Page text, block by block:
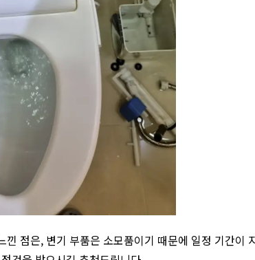
낀 점은, 변기 부품은 소모품이기 때문에 일정 기간이